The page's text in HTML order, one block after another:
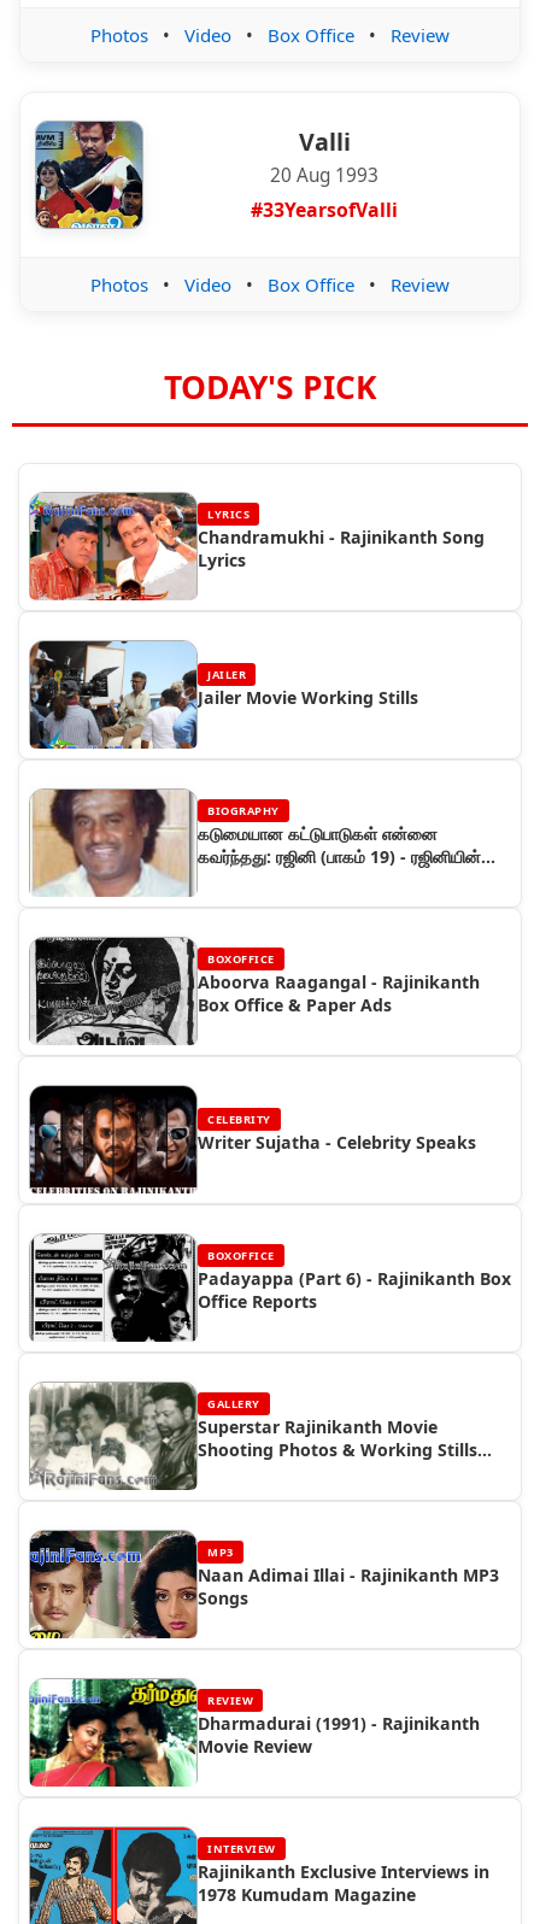
Photos • Video • Box Office • Review
Valli
20 Aug 1993
#33YearsofValli
Photos • Video • Box Office • Review
TODAY'S PICK
LYRICS
Chandramukhi - Rajinikanth Song
Lyrics
JAILER
Jailer Movie Working Stills
BIOGRAPHY
கடுமையான கட்டுபாடுகள் என்னை
கவர்ந்தது: ரஜினி (பாகம் 19) - ரஜினியின்
BOXOFFICE
Aboorva Raagangal - Rajinikanth
Box Office & Paper Ads
CELEBRITY
Writer Sujatha - Celebrity Speaks
BOXOFFICE
Padayappa (Part 6) - Rajinikanth Box
Office Reports
GALLERY
Superstar Rajinikanth Movie
Shooting Photos & Working Stills
MP3
Naan Adimai Illai - Rajinikanth MP3
Songs
REVIEW
Dharmadurai (1991) - Rajinikanth
Movie Review
INTERVIEW
Rajinikanth Exclusive Interviews in
1978 Kumudam Magazine